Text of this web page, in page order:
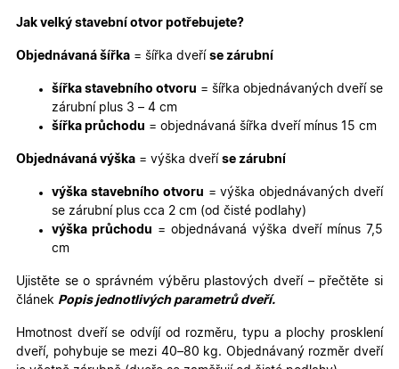
Jak velký stavební otvor potřebujete?
Objednávaná šířka = šířka dveří se zárubní
šířka stavebního otvoru = šířka objednávaných dveří se
zárubní plus 3 – 4 cm
šířka průchodu = objednávaná šířka dveří mínus 15 cm
Objednávaná výška = výška dveří se zárubní
výška stavebního otvoru = výška objednávaných dveří
se zárubní plus cca 2 cm (od čisté podlahy)
výška průchodu = objednávaná výška dveří mínus 7,5
cm
Ujistěte se o správném výběru plastových dveří – přečtěte si
článek Popis jednotlivých parametrů dveří.
Hmotnost dveří se odvíjí od rozměru, typu a plochy prosklení
dveří, pohybuje se mezi 40–80 kg. Objednávaný rozměr dveří
zlepšila
Variant
verze
zážitek.
.heureka.cz
minut
59
cookie se
roboty.
pro web
Zásadách
ochrany osobních údajů společnosti Google